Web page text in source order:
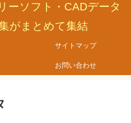
ーソフト・CADデータ
がまとめて集結
サイトマップ
お問い合わせ